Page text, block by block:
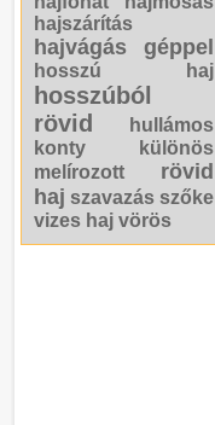
hajszárítás
hajvágás géppel
hosszú haj
hosszúból
rövid
hullámos
konty
különös
melírozott
rövid
haj szavazás szőke
vizes haj vörös